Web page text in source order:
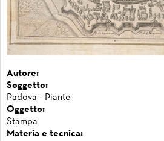
Autore:
Soggetto:
Padova - Piante
Oggetto:
Stampa
Materia e tecnica: